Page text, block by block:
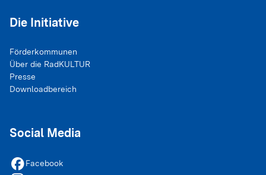
Die Initiative
Förderkommunen
Über die RadKULTUR
Presse
Downloadbereich
Social Media
facebookFacebook